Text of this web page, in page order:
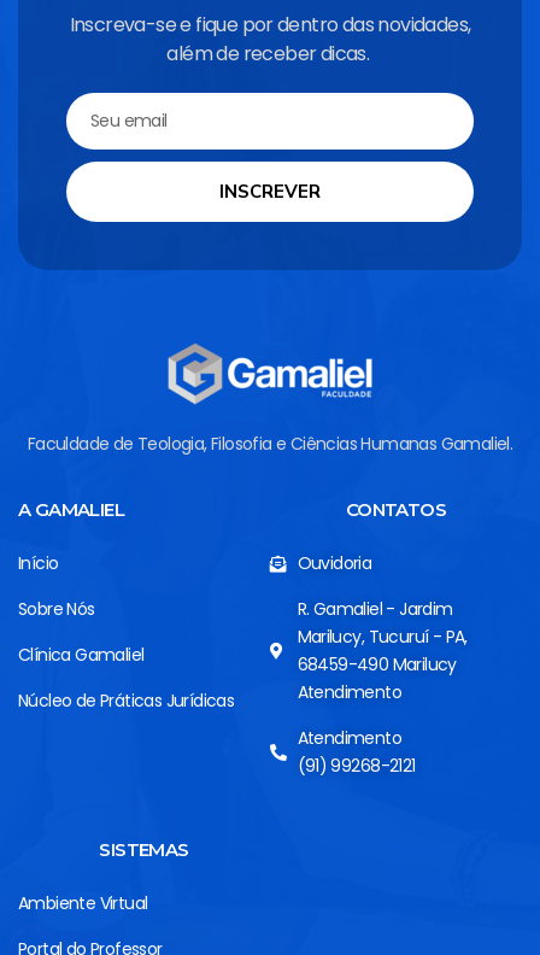
Inscreva-se e fique por dentro das novidades,
além de receber dicas.
INSCREVER
Faculdade de Teologia, Filosofia e Ciências Humanas Gamaliel.
A GAMALIEL
Início
Sobre Nós
Clínica Gamaliel
Núcleo de Práticas Jurídicas
CONTATOS
Ouvidoria
R. Gamaliel - Jardim
Marilucy, Tucuruí - PA,
68459-490 Marilucy
Atendimento
Atendimento
(91) 99268-2121
SISTEMAS
Ambiente Virtual
Portal do Professor